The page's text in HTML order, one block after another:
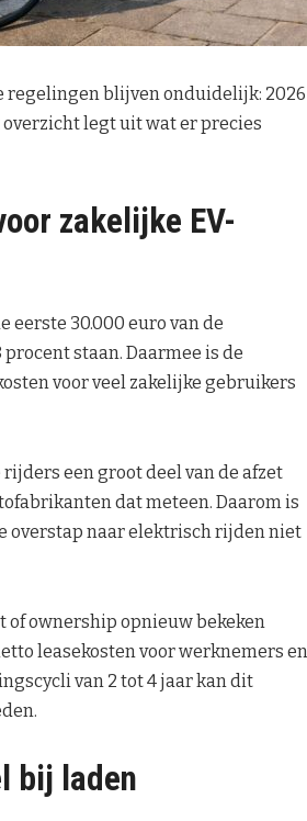
regelingen blijven onduidelijk: 2026
legt uit wat er precies
zakelijke EV-
30.000 euro van de
staan. Daarmee is de
voor veel zakelijke gebruikers
een groot deel van de afzet
dat meteen. Daarom is
overstap naar elektrisch rijden niet
ownership opnieuw bekeken
leasekosten voor werknemers en
van 2 tot 4 jaar kan dit
bij laden